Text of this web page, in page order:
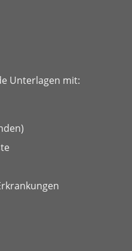
Unterlagen mit: